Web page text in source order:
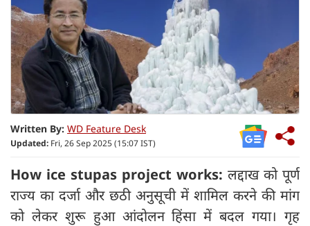
Written By: WD Feature Desk
Updated: Fri, 26 Sep 2025 (15:07 IST)
How ice stupas project works: लद्दाख को पूर्ण
राज्य का दर्जा और छठी अनुसूची में शामिल करने की मांग
को लेकर शुरू हुआ आंदोलन हिंसा में बदल गया। गृह